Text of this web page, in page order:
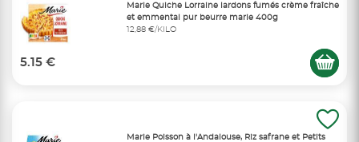
Marie Quiche Lorraine lardons fumés crème fraîche
et emmental pur beurre marie 400g
12,88 €/KILO
5.15 €
Marie Poisson à l'Andalouse, Riz safrane et Petits